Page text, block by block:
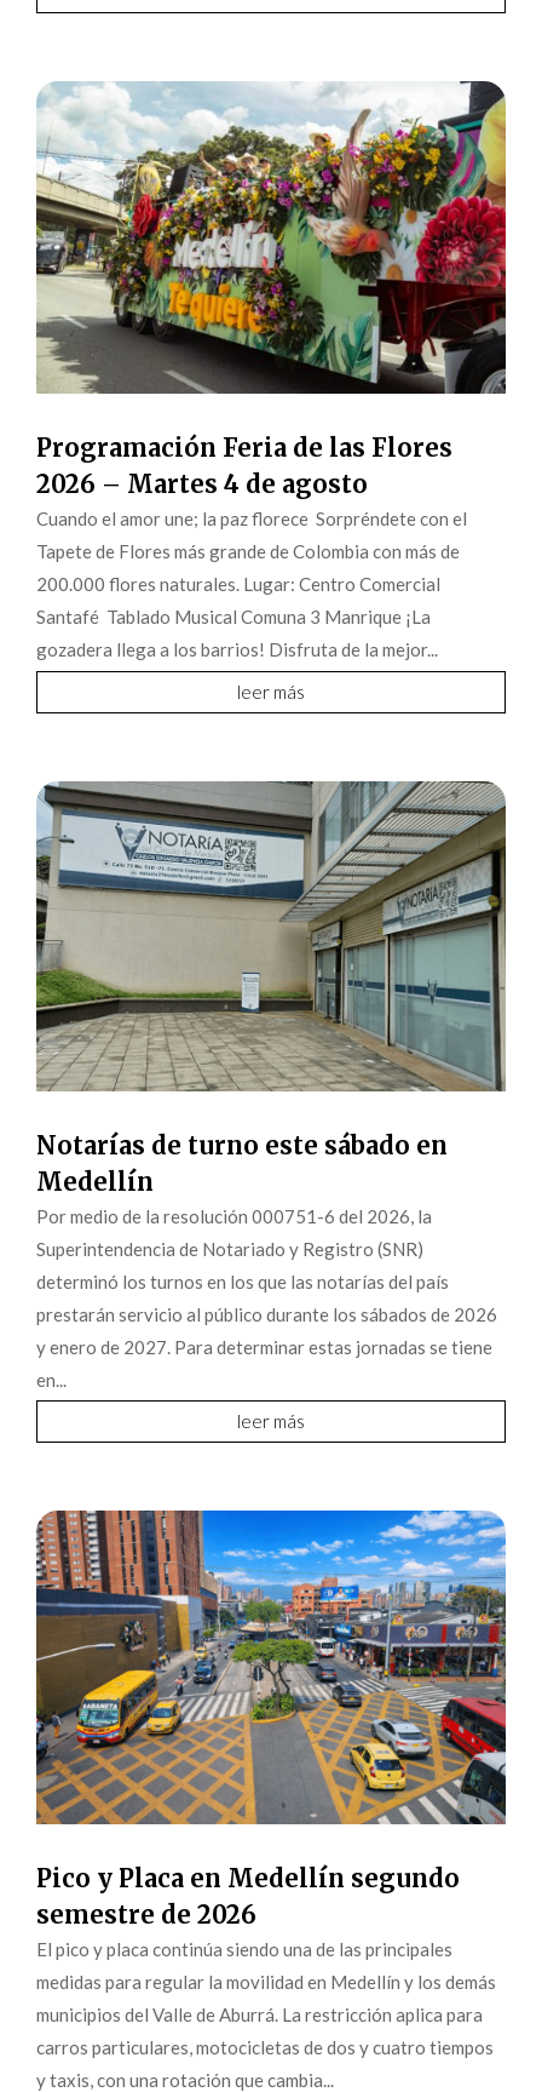
Programación Feria de las Flores
2026 – Martes 4 de agosto
Cuando el amor une; la paz florece Sorpréndete con el
Tapete de Flores más grande de Colombia con más de
200.000 flores naturales. Lugar: Centro Comercial
Santafé Tablado Musical Comuna 3 Manrique ¡La
gozadera llega a los barrios! Disfruta de la mejor...
leer más
Notarías de turno este sábado en
Medellín
Por medio de la resolución 000751-6 del 2026, la
Superintendencia de Notariado y Registro (SNR)
determinó los turnos en los que las notarías del país
prestarán servicio al público durante los sábados de 2026
y enero de 2027. Para determinar estas jornadas se tiene
en...
leer más
Pico y Placa en Medellín segundo
semestre de 2026
El pico y placa continúa siendo una de las principales
medidas para regular la movilidad en Medellín y los demás
municipios del Valle de Aburrá. La restricción aplica para
carros particulares, motocicletas de dos y cuatro tiempos
y taxis, con una rotación que cambia...